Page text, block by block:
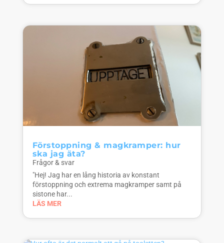
Förstoppning & magkramper: hur
ska jag äta?
Frågor & svar
"Hej! Jag har en lång historia av konstant
förstoppning och extrema magkramper samt på
sistone har...
LÄS MER